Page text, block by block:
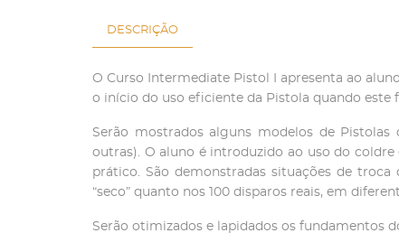
DESCRIÇÃO
O Curso Intermediate Pistol I apresenta ao
o início do uso eficiente da Pistola quando este
Serão mostrados alguns modelos de
outras). O aluno é introduzido ao uso do
prático. São demonstradas situações de
“seco” quanto nos 100 disparos reais, em
Serão otimizados e lapidados os fundamentos